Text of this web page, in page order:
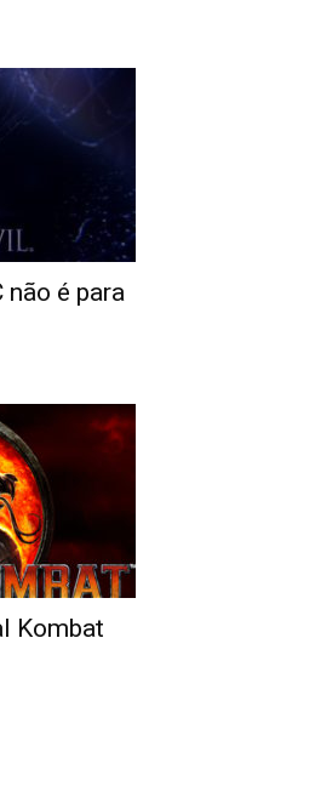
não é para
Kombat